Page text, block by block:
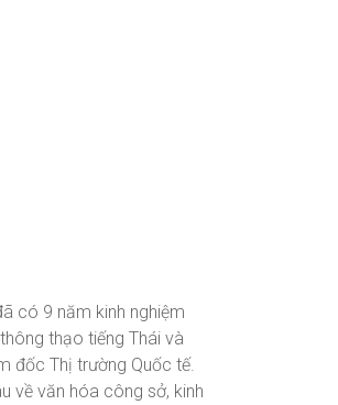
có 9 năm kinh nghiệm
thạo tiếng Thái và
đốc Thị trường Quốc tế.
về văn hóa công sở, kinh